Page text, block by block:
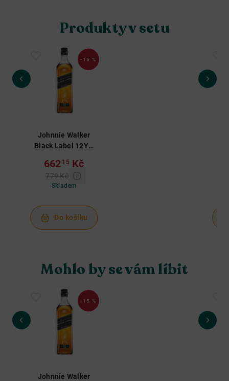
Produkty v setu
-15 %
Johnnie Walker
Black Label 12YO
662 15 Kč
779 Kč
Skladem
Do košíku
Mohlo by se vám líbit
-15 %
Johnnie Walker